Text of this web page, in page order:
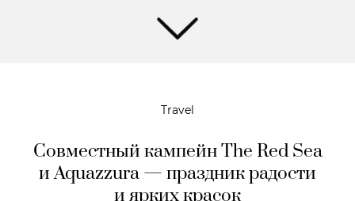
Travel
Совместный кампейн The Red Sea
и Aquazzura — праздник радости
и ярких красок